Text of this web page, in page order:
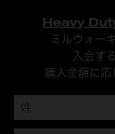
Heavy
ミルウォー
入会す
購入金額に応